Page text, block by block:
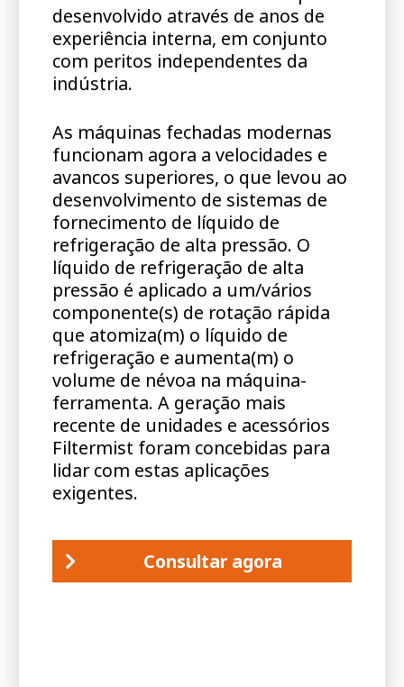
desenvolvido através de anos de
experiência interna, em conjunto
com peritos independentes da
indústria.
As máquinas fechadas modernas
funcionam agora a velocidades e
avancos superiores, o que levou ao
desenvolvimento de sistemas de
fornecimento de líquido de
refrigeração de alta pressão. O
líquido de refrigeração de alta
pressão é aplicado a um/vários
componente(s) de rotação rápida
que atomiza(m) o líquido de
refrigeração e aumenta(m) o
volume de névoa na máquina-
ferramenta. A geração mais
recente de unidades e acessórios
Filtermist foram concebidas para
lidar com estas aplicações
exigentes.
Consultar agora